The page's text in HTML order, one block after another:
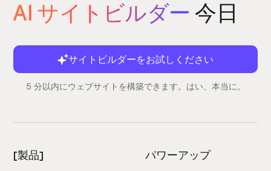
AI サイトビルダー 今日
サイトビルダーをお試しください
5 分以内にウェブサイトを構築できます。はい、本当に。
[製品] パワーアップ